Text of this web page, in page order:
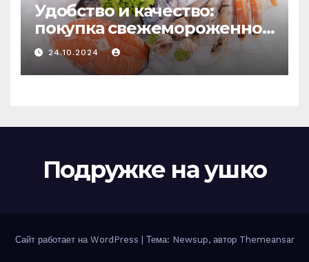
Удобство и качество:
покупка свежемороженной
рыбы онлайн
24.10.2024
Подружке на ушко
Сайт работает на WordPress Тема: Newsup, автор Themeansar